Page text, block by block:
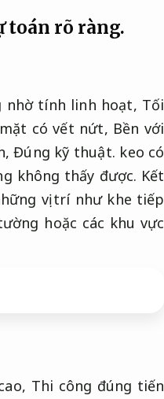
toán rõ ràng.
nhờ tính linh hoạt, Tối
có vết nứt, Bền với
Đúng kỹ thuật. keo có
không thấy được. Kết
vị trí như khe tiếp
hoặc các khu vực
Thi công đúng tiến